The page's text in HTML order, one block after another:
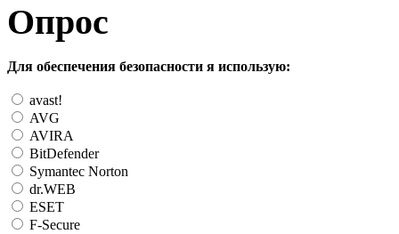
Опрос
Для обеспечения безопасности я использую:
avast!
AVG
AVIRA
BitDefender
Symantec Norton
dr.WEB
ESET
F-Secure